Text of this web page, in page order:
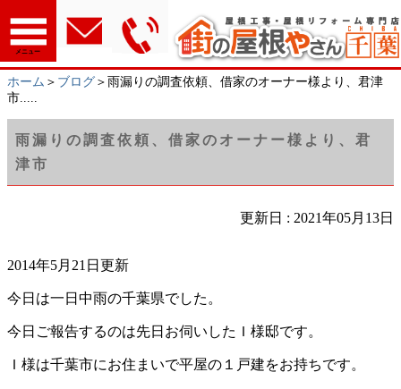
メニュー
ホーム ＞ ブログ ＞雨漏りの調査依頼、借家のオーナー様より、君津
市.....
雨漏りの調査依頼、借家のオーナー様より、君
津市
更新日 : 2021年05月13日
2014年5月21日更新
今日は一日中雨の千葉県でした。
今日ご報告するのは先日お伺いしたＩ様邸です。
Ｉ様は千葉市にお住まいで平屋の１戸建をお持ちです。